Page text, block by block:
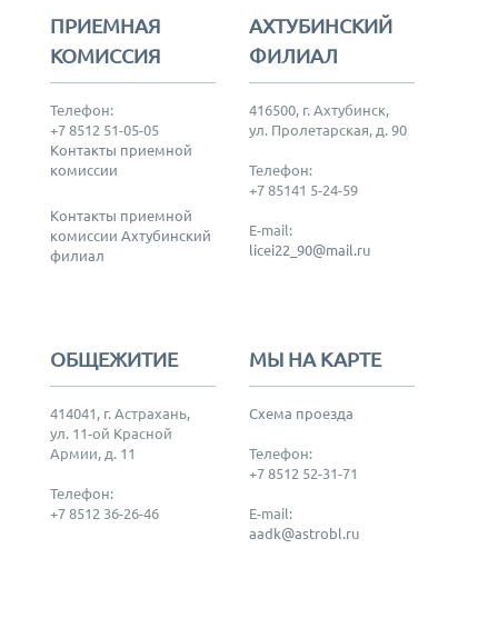
ПРИЕМНАЯ
КОМИССИЯ
Телефон:
+7 8512 51-05-05
Контакты приемной
комиссии
Контакты приемной
комиссии Ахтубинский
филиал
АХТУБИНСКИЙ
ФИЛИАЛ
416500, г. Ахтубинск,
ул. Пролетарская, д. 90
Телефон:
+7 85141 5-24-59
E-mail:
licei22_90@mail.ru
ОБЩЕЖИТИЕ
414041, г. Астрахань,
ул. 11-ой Красной
Армии, д. 11
Телефон:
+7 8512 36-26-46
МЫ НА КАРТЕ
Схема проезда
Телефон:
+7 8512 52-31-71
E-mail:
aadk@astrobl.ru